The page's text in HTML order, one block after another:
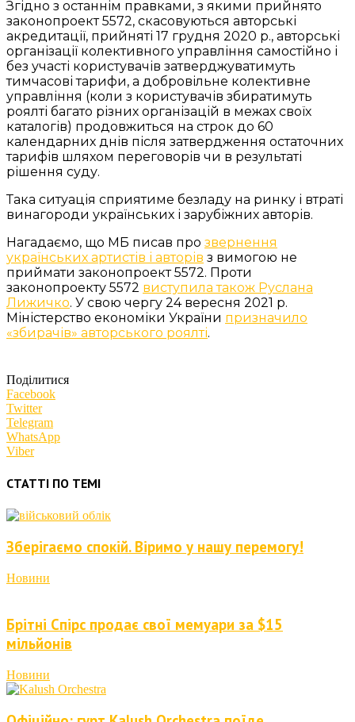
Згідно з останнім правками, з якими прийнято
законопроект 5572, скасовуються авторські
акредитації, прийняті 17 грудня 2020 р., авторські
організації колективного управління самостійно і
без участі користувачів затверджуватимуть
тимчасові тарифи, а добровільне колективне
управління (коли з користувачів збиратимуть
роялті багато різних організацій в межах своїх
каталогів) продовжиться на строк до 60
календарних днів після затвердження остаточних
тарифів шляхом переговорів чи в результаті
рішення суду.
Така ситуація сприятиме безладу на ринку і втраті
винагороди українських і зарубіжних авторів.
Нагадаємо, що МБ писав про звернення
українських артистів і авторів з вимогою не
приймати законопроект 5572. Проти
законопроекту 5572 виступила також Руслана
Лижичко. У свою чергу 24 вересня 2021 р.
Міністерство економіки України призначило
«збирачів» авторського роялті.
Поділитися
Facebook
Twitter
Telegram
WhatsApp
Viber
СТАТТІ ПО ТЕМІ
Зберігаємо спокій. Віримо у нашу перемогу!
Новини
Брітні Спірс продає свої мемуари за $15
мільйонів
Новини